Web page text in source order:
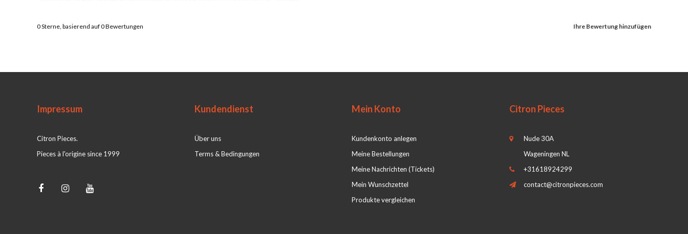
Ihre Bewertung hinzufügen
0Sterne, basierend auf0Bewertungen
Impressum
Citron Pieces.
Pieces à l'origine since 1999
Kundendienst
Über uns
Terms & Bedingungen
Mein Konto
Kundenkonto anlegen
Meine Bestellungen
Meine Nachrichten (Tickets)
Mein Wunschzettel
Produkte vergleichen
Citron Pieces
Nude 30A
Wageningen NL
+31618924299
contact@citronpieces.com